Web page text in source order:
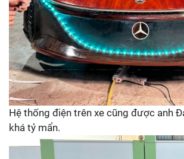
Hệ thống điện trên xe cũng được anh
khá tỷ mẩn.